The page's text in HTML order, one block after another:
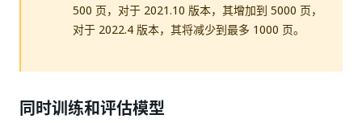
500 页，对于 2021.10 版本，其增加到 5000 页，
对于 2022.4 版本，其将减少到最多 1000 页。
同时训练和评估模型